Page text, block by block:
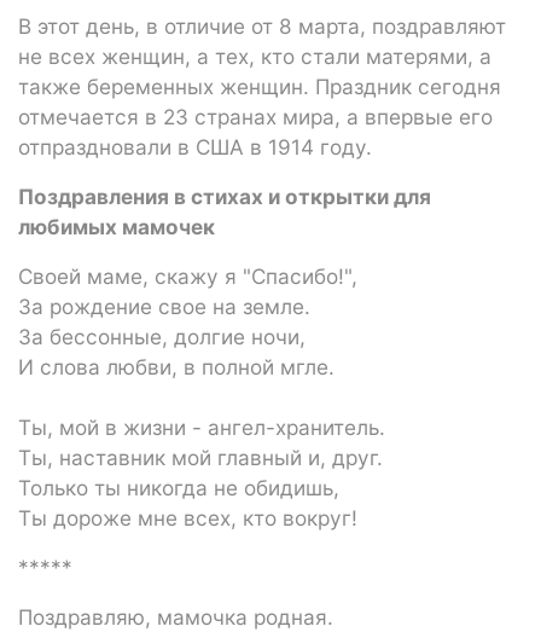
В этот день, в отличие от 8 марта, поздравляют
не всех женщин, а тех, кто стали матерями, а
также беременных женщин. Праздник сегодня
отмечается в 23 странах мира, а впервые его
отпраздновали в США в 1914 году.
Поздравления в стихах и открытки для
любимых мамочек
Своей маме, скажу я "Спасибо!",
За рождение свое на земле.
За бессонные, долгие ночи,
И слова любви, в полной мгле.
Ты, мой в жизни - ангел-хранитель.
Ты, наставник мой главный и, друг.
Только ты никогда не обидишь,
Ты дороже мне всех, кто вокруг!
*****
Поздравляю, мамочка родная.